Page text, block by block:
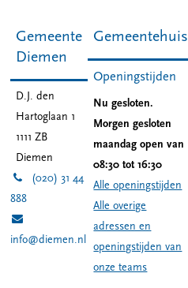
Gemeente
Diemen
D.J. den
Hartoglaan 1
1111 ZB
Diemen
(020) 31 44
888
info@diemen.nl
Gemeentehuis
Openingstijden
Nu gesloten.
Morgen gesloten
maandag open van
08:30 tot 16:30
Alle openingstijden
Alle overige
adressen en
openingstijden van
onze teams